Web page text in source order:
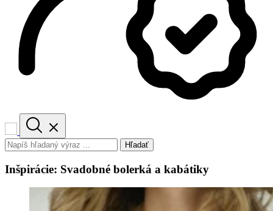
Hľadať
Inšpirácie: Svadobné bolerká a kabátiky